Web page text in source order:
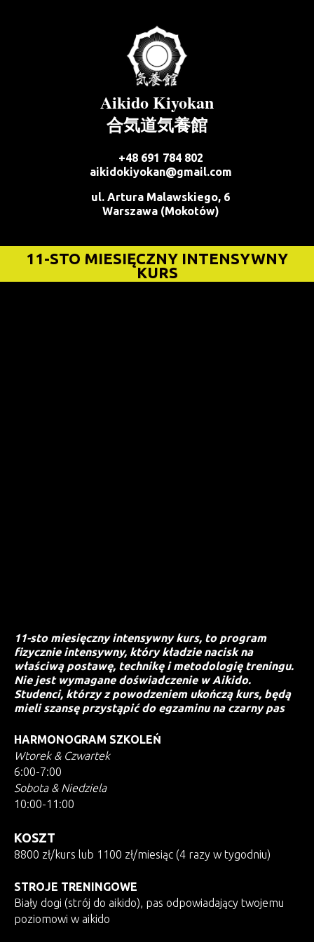
Aikido Kiyokan
合気道気養館
+48 691 784 802
aikidokiyokan@gmail.com
ul. Artura Malawskiego, 6
Warszawa (Mokotów)
11-STO MIESIĘCZNY INTENSYWNY
KURS
11-sto miesięczny intensywny kurs, to program
fizycznie intensywny, który kładzie nacisk na
właściwą postawę, technikę i metodologię treningu.
Nie jest wymagane doświadczenie w Aikido.
Studenci, którzy z powodzeniem ukończą kurs, będą
mieli szansę przystąpić do egzaminu na czarny pas
HARMONOGRAM SZKOLEŃ
Wtorek & Czwartek
6:00-7:00
Sobota & Niedziela
10:00-11:00
KOSZT
8800 zł/kurs lub 1100 zł/miesiąc (4 razy w tygodniu)
STROJE TRENINGOWE
Biały dogi (strój do aikido), pas odpowiadający twojemu
poziomowi w aikido